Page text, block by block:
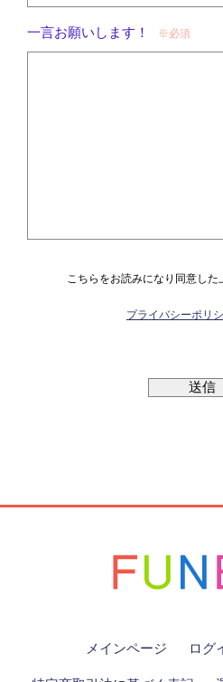
一言お願いします！ ※必須
こちらをお読みになり同意した
プライバシーポリ
メインページ ログ